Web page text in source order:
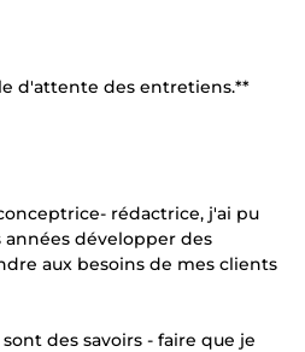
d'attente des entretiens.**
rédactrice, j'ai pu
développer des
aux besoins de mes clients
des savoirs - faire que je